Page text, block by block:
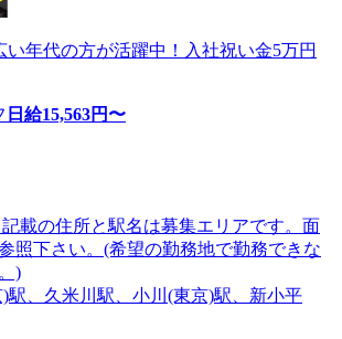
年代の方が活躍中！入社祝い金5万円
日給15,563円〜
載の住所と駅名は募集エリアです。面
照下さい。(希望の勤務地で勤務できな
)
駅、久米川駅、小川(東京)駅、新小平